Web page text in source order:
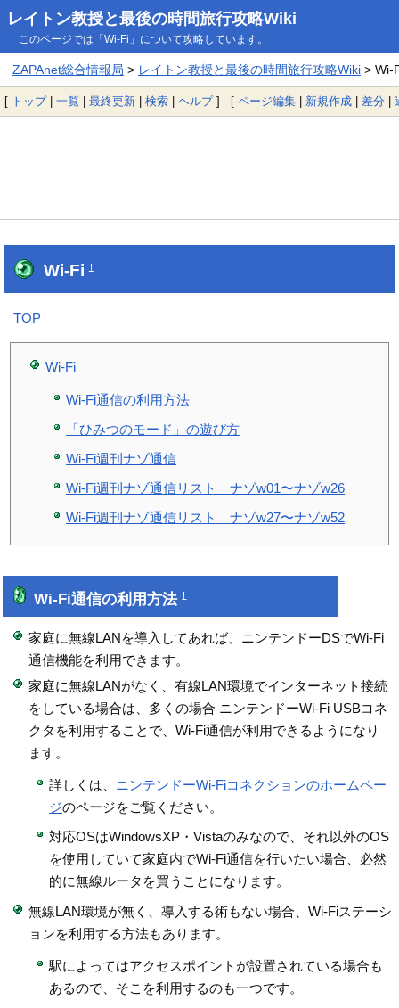
レイトン教授と最後の時間旅行攻略Wiki
このページでは「Wi-Fi」について攻略しています。
ZAPAnet総合情報局 > レイトン教授と最後の時間旅行攻略Wiki> Wi-
[ トップ| 一覧 | 最終更新 | 検索 | ヘルプ] [ ページ編集 | 新規作成 | 差分 |
Wi-Fi†
TOP
Wi-Fi
Wi-Fi通信の利用方法
「ひみつのモード」の遊び方
Wi-Fi週刊ナゾ通信
Wi-Fi週刊ナゾ通信リスト ナゾw01〜ナゾw26
Wi-Fi週刊ナゾ通信リスト ナゾw27〜ナゾw52
Wi-Fi通信の利用方法†
家庭に無線LANを導入してあれば、ニンテンドーDSでWi-Fi
通信機能を利用できます。
家庭に無線LANがなく、有線LAN環境でインターネット接続
をしている場合は、多くの場合 ニンテンドーWi-Fi USBコネ
クタを利用することで、Wi-Fi通信が利用できるようになり
ます。
詳しくは、 ニンテンドーWi-Fiコネクションのホームペー
ジのページをご覧ください。
対応OSはWindowsXP・Vistaのみなので、それ以外のOS
を使用していて家庭内でWi-Fi通信を行いたい場合、必然
的に無線ルータを買うことになります。
無線LAN環境が無く、導入する術もない場合、Wi-Fiステーシ
ョンを利用する方法もあります。
駅によってはアクセスポイントが設置されている場合も
あるので、そこを利用するのも一つです。